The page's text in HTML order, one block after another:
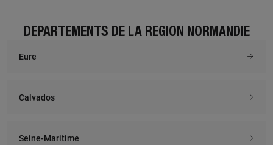
DÉPARTEMENTS DE LA RÉGION NORMANDIE
Eure
Calvados
Seine-Maritime